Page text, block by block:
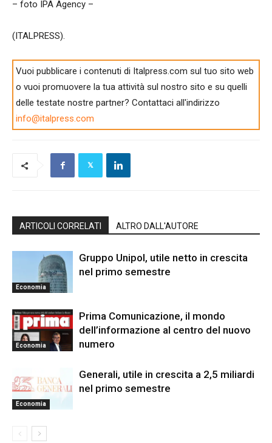
– foto IPA Agency –
(ITALPRESS).
Vuoi pubblicare i contenuti di Italpress.com sul tuo sito web
o vuoi promuovere la tua attività sul nostro sito e su quelli
delle testate nostre partner? Contattaci all'indirizzo
info@italpress.com
ARTICOLI CORRELATI ALTRO DALL'AUTORE
Economia
Gruppo Unipol, utile netto in crescita
nel primo semestre
Economia
Prima Comunicazione, il mondo
dell’informazione al centro del nuovo
numero
Economia
Generali, utile in crescita a 2,5 miliardi
nel primo semestre